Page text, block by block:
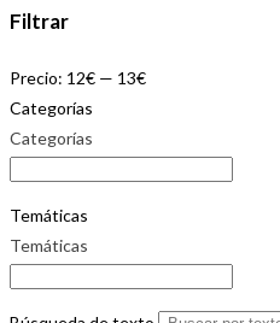
Filtrar
Precio: 12€ — 13€
Categorías
Categorías
Temáticas
Temáticas